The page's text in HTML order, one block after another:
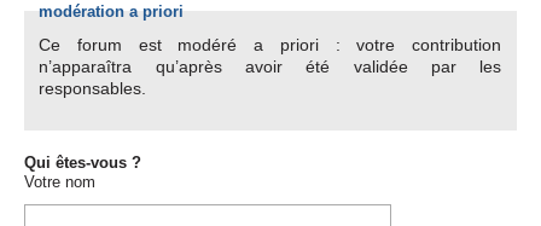
modération a priori
Ce forum est modéré a priori : votre contribution
n’apparaîtra qu’après avoir été validée par les
responsables.
Qui êtes-vous ?
Votre nom